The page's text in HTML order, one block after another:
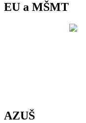
EU a MŠMT
AZUŠ